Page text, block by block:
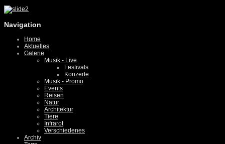
Navigation
Home
Aktuelles
Galerie
Musik - Live
Festivals
Konzerte
Musik - Promo
Events
Reisen
Natur
Architektur
Tiere
Infrarot
Verschiedenes
Archiv